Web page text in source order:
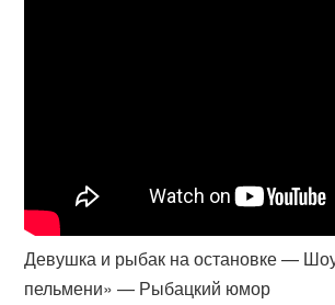
Девушка и рыбак на остановке —
пельмени» — Рыбацкий юмор